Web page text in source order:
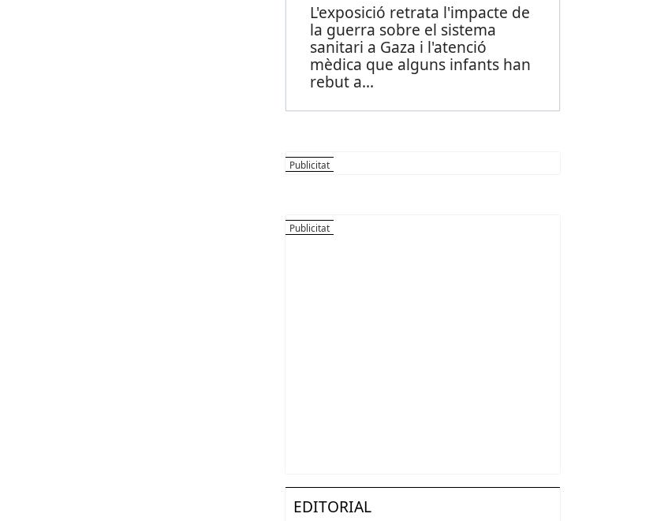
L'exposició retrata l'impacte de
la guerra sobre el sistema
sanitari a Gaza i l'atenció
mèdica que alguns infants han
rebut a...
EDITORIAL